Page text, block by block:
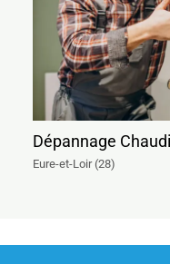
Dépannage
Eure-et-Loir (28)